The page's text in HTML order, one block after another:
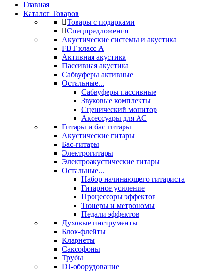
Главная
Каталог Товаров
Товары с подарками
Спецпредложения
Акустические системы и акустика
FBT класс А
Активная акустика
Пассивная акустика
Сабвуферы активные
Остальные...
Сабвуферы пассивные
Звуковые комплекты
Сценический монитор
Аксессуары для АС
Гитары и бас-гитары
Акустические гитары
Бас-гитары
Электрогитары
Электроакустические гитары
Остальные...
Набор начинающего гитариста
Гитарное усиление
Процессоры эффектов
Тюнеры и метрономы
Педали эффектов
Духовые инструменты
Блок-флейты
Кларнеты
Саксофоны
Трубы
DJ-оборудование